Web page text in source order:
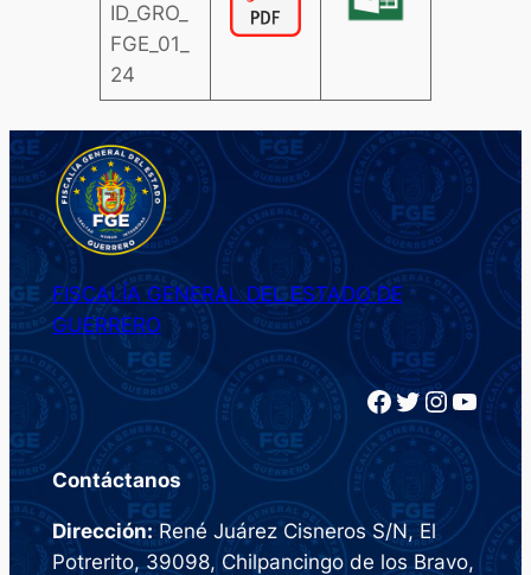
ID_GRO_
FGE_01_
24
FISCALÍA GENERAL DEL ESTADO DE
GUERRERO
Facebook Twitter InstagramYouTube
Contáctanos
Dirección: René Juárez Cisneros S/N, El
Potrerito, 39098, Chilpancingo de los Bravo,